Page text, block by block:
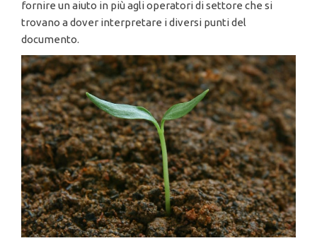
fornire un aiuto in più agli operatori di settore che si
trovano a dover interpretare i diversi punti del
documento.